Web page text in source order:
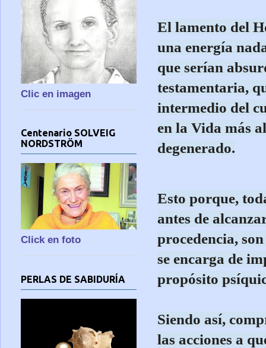
El lamento del
una energía
que serían
testamentaria,
intermedio del
en la Vida más
degenerado.
Esto porque,
antes de
procedencia,
se encarga de
propósito
Siendo así,
las acciones a
Clic en imagen
Centenario SOLVEIG
NORDSTRÖM
Click en foto
PERLAS DE SABIDURÍA